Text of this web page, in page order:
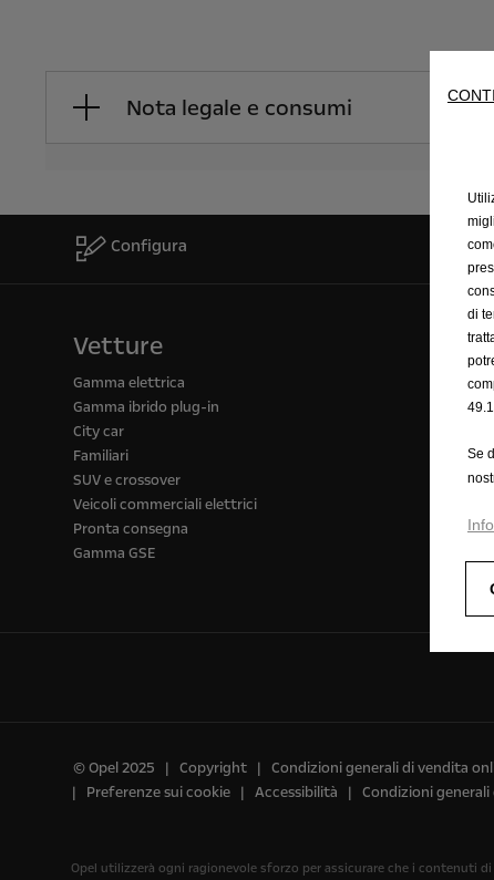
Nota legale e consumi
Configura
Vetture
Gamma elettrica
Gamma ibrido plug-in
City car
Familiari
SUV e crossover
Veicoli commerciali elettrici
Pronta consegna
Gamma GSE
© Opel 2025 Copyright Condizioni generali di vendita
Preferenze sui cookie
Accessibilità Condizioni
Opel utilizzerà ogni ragionevole sforzo per assicurare che i contenuti
di
Se